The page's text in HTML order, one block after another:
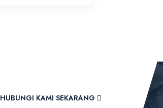
HUBUNGI KAMI SEKARANG